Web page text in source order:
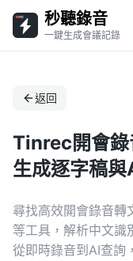
秒聽錄音
一鍵生成會議記錄
返回
Tinrec開會
生成逐字稿
尋找高效開會錄音
等工具，解析中文識
從即時錄音到AI查詢